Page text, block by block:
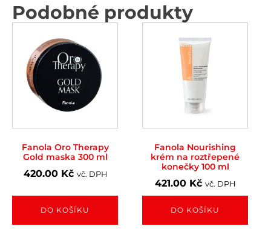
Podobné produkty
Fanola Oro Therapy
Gold maska 300 ml
420.00 Kč vč. DPH
DO KOŠÍKU
Fanola Nourishing
krém na roztřepené
konečky 100 ml
421.00 Kč vč. DPH
DO KOŠÍKU